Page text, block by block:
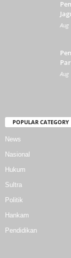
Aug
Aug
POPULAR CATEGORY
News
Nasional
Hukum
Sultra
Politik
Hankam
Pendidikan